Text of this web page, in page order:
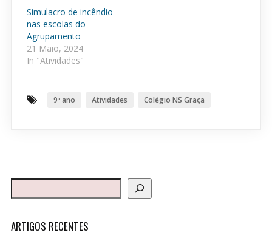
Simulacro de incêndio
nas escolas do
Agrupamento
21 Maio, 2024
In "Atividades"
9º ano Atividades Colégio NS Graça
ARTIGOS RECENTES